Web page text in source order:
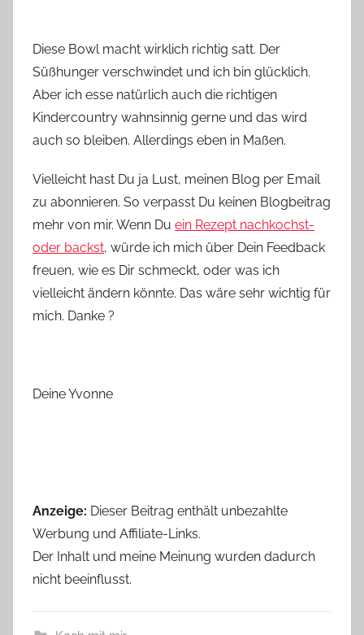
Diese Bowl macht wirklich richtig satt. Der
Süßhunger verschwindet und ich bin glücklich.
Aber ich esse natürlich auch die richtigen
Kindercountry wahnsinnig gerne und das wird
auch so bleiben. Allerdings eben in Maßen.
Vielleicht hast Du ja Lust, meinen Blog per Email
zu abonnieren. So verpasst Du keinen Blogbeitrag
mehr von mir. Wenn Du ein Rezept nachkochst-
oder backst, würde ich mich über Dein Feedback
freuen, wie es Dir schmeckt, oder was ich
vielleicht ändern könnte. Das wäre sehr wichtig für
mich. Danke ?
Deine Yvonne
Anzeige: Dieser Beitrag enthält unbezahlte
Werbung und Affiliate-Links.
Der Inhalt und meine Meinung wurden dadurch
nicht beeinflusst.